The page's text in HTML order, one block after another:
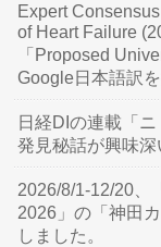
Expert
of Heart Failure
「Proposed
Google日本語訳
日経DIの連載「
発見秘話が興味深
2026/8/1-12/20、
2026」の「神田
しました。